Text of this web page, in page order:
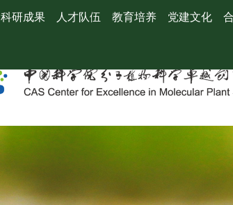
科研成果 人才队伍 教育培养 党建文化